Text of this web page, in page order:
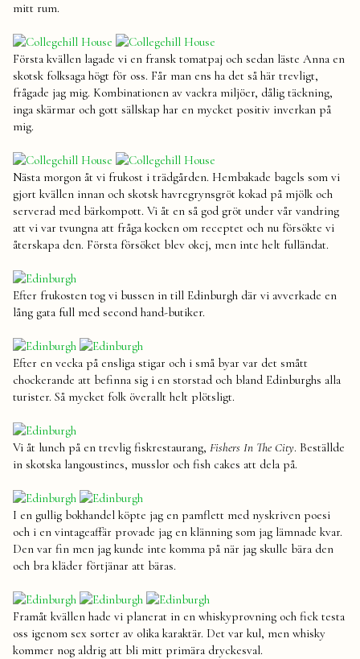
mitt rum.
Första kvällen lagade vi en fransk tomatpaj och sedan läste Anna en
skotsk folksaga högt för oss. Får man ens ha det så här trevligt,
frågade jag mig. Kombinationen av vackra miljöer, dålig täckning,
inga skärmar och gott sällskap har en mycket positiv inverkan på
mig.
Nästa morgon åt vi frukost i trädgården. Hembakade bagels som vi
gjort kvällen innan och skotsk havregrynsgröt kokad på mjölk och
serverad med bärkompott. Vi åt en så god gröt under vår vandring
att vi var tvungna att fråga kocken om receptet och nu försökte vi
återskapa den. Första försöket blev okej, men inte helt fulländat.
Efter frukosten tog vi bussen in till Edinburgh där vi avverkade en
lång gata full med second hand-butiker.
Efter en vecka på ensliga stigar och i små byar var det smått
chockerande att befinna sig i en storstad och bland Edinburghs alla
turister. Så mycket folk överallt helt plötsligt.
Vi åt lunch på en trevlig fiskrestaurang, Fishers In The City. Beställde
in skotska langoustines, musslor och fish cakes att dela på.
I en gullig bokhandel köpte jag en pamflett med nyskriven poesi
och i en vintageaffär provade jag en klänning som jag lämnade kvar.
Den var fin men jag kunde inte komma på när jag skulle bära den
och bra kläder förtjänar att bäras.
Framåt kvällen hade vi planerat in en whiskyprovning och fick testa
oss igenom sex sorter av olika karaktär. Det var kul, men whisky
kommer nog aldrig att bli mitt primära dryckesval.